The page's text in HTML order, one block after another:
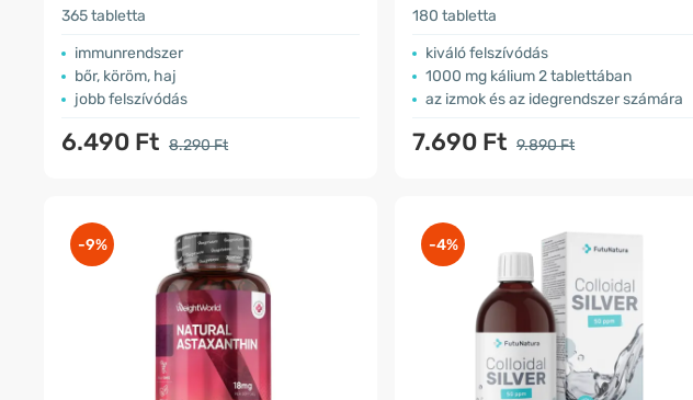
365 tabletta
immunrendszer
bőr, köröm, haj
jobb felszívódás
6.490 Ft 8.290 Ft
180 tabletta
kiváló felszívódás
1000 mg kálium 2 tablettában
az izmok és az idegrendszer számára
7.690 Ft 9.890 Ft
-9% -4%